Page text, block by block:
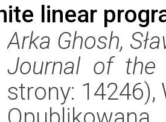
linear
Arka Ghosh,
Journal of the
strony: